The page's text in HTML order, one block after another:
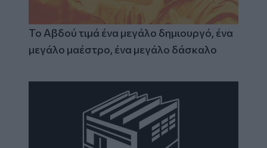
Το Αβδού τιμά ένα μεγάλο δημιουργό, ένα
μεγάλο μαέστρο, ένα μεγάλο δάσκαλο